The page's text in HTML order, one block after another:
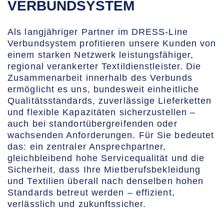
VERBUNDSYSTEM
Als langjähriger Partner im DRESS-Line
Verbundsystem profitieren unsere Kunden von
einem starken Netzwerk leistungsfähiger,
regional verankerter Textildienstleister. Die
Zusammenarbeit innerhalb des Verbunds
ermöglicht es uns, bundesweit einheitliche
Qualitätsstandards, zuverlässige Lieferketten
und flexible Kapazitäten sicherzustellen –
auch bei standortübergreifenden oder
wachsenden Anforderungen. Für Sie bedeutet
das: ein zentraler Ansprechpartner,
gleichbleibend hohe Servicequalität und die
Sicherheit, dass Ihre Mietberufsbekleidung
und Textilien überall nach denselben hohen
Standards betreut werden – effizient,
verlässlich und zukunftssicher.